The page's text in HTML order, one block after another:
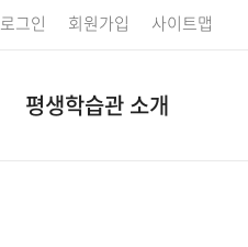
로그인 회원가입 사이트맵
평생학습관 소개